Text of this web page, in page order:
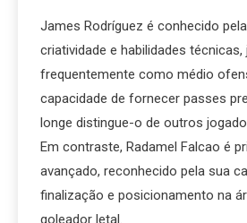
James Rodríguez é conhecido
criatividade e habilidades técnicas,
frequentemente como médio
capacidade de fornecer passes
longe distingue-o de outros
Em contraste, Radamel Falcao é
avançado, reconhecido pela sua
finalização e posicionamento na
goleador letal.